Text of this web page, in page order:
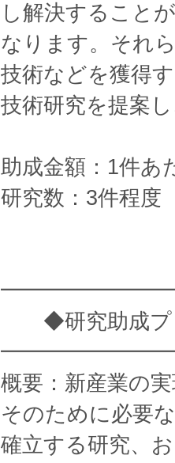
し解決すること
なります。それ
技術などを獲得
技術研究を提案
助成金額：1件
研究数：3件程度
◆研究助成プロ
概要：新産業の
そのために必要
確立する研究、